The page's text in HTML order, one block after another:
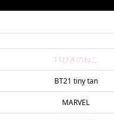
11ぴきのねこ
BT21 tiny tan
MARVEL